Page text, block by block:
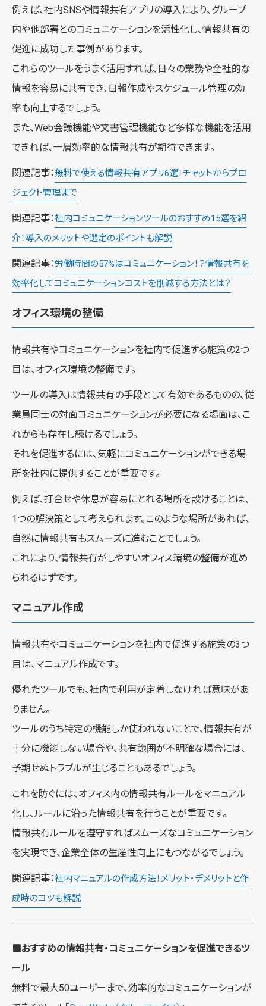
例えば、社内SNSや情報共有アプリの導入により、グループ
内や他部署とのコミュニケーションを活性化し、情報共有の
促進に成功した事例があります。
これらのツールをうまく活用すれば、日々の業務や全社的な
情報を容易に共有でき、日報作成やスケジュール管理の効
率も向上するでしょう。
また、Web会議機能や文書管理機能など多様な機能を活用
できれば、一層効率的な情報共有が期待できます。
関連記事：無料で使える情報共有アプリ6選！チャットからプロ
ジェクト管理まで
関連記事：社内コミュニケーションツールのおすすめ15選を紹
介！導入のメリットや選定のポイントも解説
関連記事： 労働時間の57%はコミュニケーション！？情報共有を
効率化してコミュニケーションコストを削減する方法とは？
オフィス環境の整備
情報共有やコミュニケーションを社内で促進する施策の2つ
目は、オフィス環境の整備です。
ツールの導入は情報共有の手段として有効であるものの、従
業員同士の対面コミュニケーションが必要になる場面は、こ
れからも存在し続けるでしょう。
それを促進するには、気軽にコミュニケーションができる場
所を社内に提供することが重要です。
例えば、打合せや休息が容易にとれる場所を設けることは、
1つの解決策として考えられます。このような場所があれば、
自然に情報共有もスムーズに進むことでしょう。
これにより、情報共有がしやすいオフィス環境の整備が進め
られるはずです。
マニュアル作成
情報共有やコミュニケーションを社内で促進する施策の3つ
目は、マニュアル作成です。
優れたツールでも、社内で利用が定着しなければ意味があ
りません。
ツールのうち特定の機能しか使われないことで、情報共有が
十分に機能しない場合や、共有範囲が不明確な場合には、
予期せぬトラブルが生じることもあるでしょう。
これを防ぐには、オフィス内の情報共有ルールをマニュアル
化し、ルールに沿った情報共有を行うことが重要です。
情報共有ルールを遵守すればスムーズなコミュニケーション
を実現でき、企業全体の生産性向上にもつながるでしょう。
関連記事：社内マニュアルの作成方法！メリット・デメリットと作
成時のコツも解説
■おすすめの情報共有・コミュニケーションを促進できるツ
ール
無料で最大50ユーザーまで、効率的なコミュニケーションが